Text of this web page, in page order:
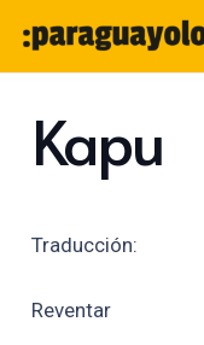
Kapu
Traducción:
Reventar